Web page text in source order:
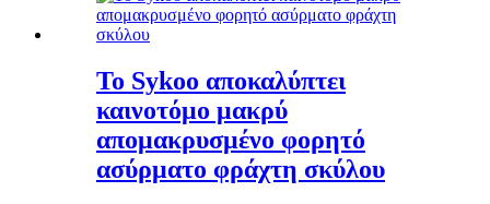
Το Sykoo αποκαλύπτει
καινοτόμο μακρύ
απομακρυσμένο φορητό
ασύρματο φράχτη σκύλου